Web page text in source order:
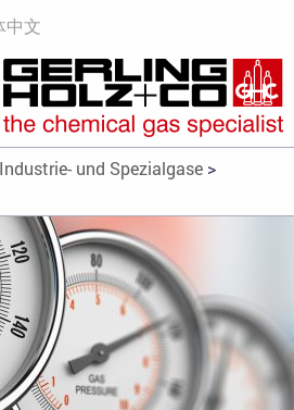
中文
Industrie- und Spezialgase >